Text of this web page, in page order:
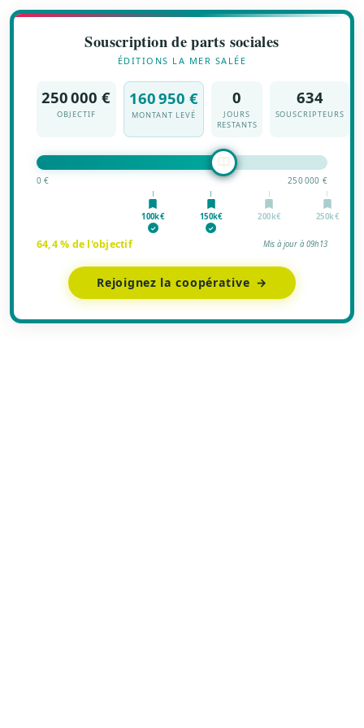
Souscription de parts sociales
ÉDITIONS LA MER SALÉE
250 000 €
OBJECTIF
160 950 €
MONTANT LEVÉ
0
JOURS
RESTANTS
634
SOUSCRIPTEURS
0 € 250 000 €
100k€
✓
150k€
✓
200k€ 250k€
64,4 % de l'objectif Mis à jour à 09h13
Rejoignez la coopérative →